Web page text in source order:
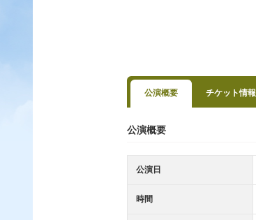
公演概要 チケット情報
公演概要
公演日
時間